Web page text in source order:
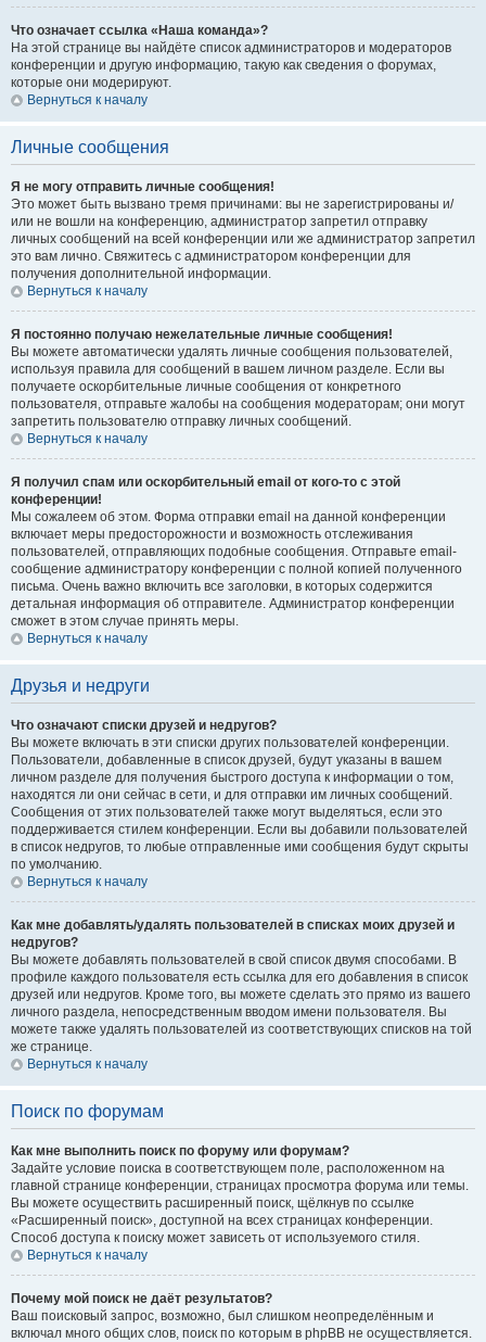
Что означает ссылка «Наша команда»?
На этой странице вы найдёте список администраторов и модераторов
конференции и другую информацию, такую как сведения о форумах,
которые они модерируют.
Вернуться к началу
Личные сообщения
Я не могу отправить личные сообщения!
Это может быть вызвано тремя причинами: вы не зарегистрированы и/
или не вошли на конференцию, администратор запретил отправку
личных сообщений на всей конференции или же администратор запретил
это вам лично. Свяжитесь с администратором конференции для
получения дополнительной информации.
Вернуться к началу
Я постоянно получаю нежелательные личные сообщения!
Вы можете автоматически удалять личные сообщения пользователей,
используя правила для сообщений в вашем личном разделе. Если вы
получаете оскорбительные личные сообщения от конкретного
пользователя, отправьте жалобы на сообщения модераторам; они могут
запретить пользователю отправку личных сообщений.
Вернуться к началу
Я получил спам или оскорбительный email от кого-то с этой
конференции!
Мы сожалеем об этом. Форма отправки email на данной конференции
включает меры предосторожности и возможность отслеживания
пользователей, отправляющих подобные сообщения. Отправьте email-
сообщение администратору конференции с полной копией полученного
письма. Очень важно включить все заголовки, в которых содержится
детальная информация об отправителе. Администратор конференции
сможет в этом случае принять меры.
Вернуться к началу
Друзья и недруги
Что означают списки друзей и недругов?
Вы можете включать в эти списки других пользователей конференции.
Пользователи, добавленные в список друзей, будут указаны в вашем
личном разделе для получения быстрого доступа к информации о том,
находятся ли они сейчас в сети, и для отправки им личных сообщений.
Сообщения от этих пользователей также могут выделяться, если это
поддерживается стилем конференции. Если вы добавили пользователей
в список недругов, то любые отправленные ими сообщения будут скрыты
по умолчанию.
Вернуться к началу
Как мне добавлять/удалять пользователей в списках моих друзей и
недругов?
Вы можете добавлять пользователей в свой список двумя способами. В
профиле каждого пользователя есть ссылка для его добавления в список
друзей или недругов. Кроме того, вы можете сделать это прямо из вашего
личного раздела, непосредственным вводом имени пользователя. Вы
можете также удалять пользователей из соответствующих списков на той
же странице.
Вернуться к началу
Поиск по форумам
Как мне выполнить поиск по форуму или форумам?
Задайте условие поиска в соответствующем поле, расположенном на
главной странице конференции, страницах просмотра форума или темы.
Вы можете осуществить расширенный поиск, щёлкнув по ссылке
«Расширенный поиск», доступной на всех страницах конференции.
Способ доступа к поиску может зависеть от используемого стиля.
Вернуться к началу
Почему мой поиск не даёт результатов?
Ваш поисковый запрос, возможно, был слишком неопределённым и
включал много общих слов, поиск по которым в phpBB не осуществляется.